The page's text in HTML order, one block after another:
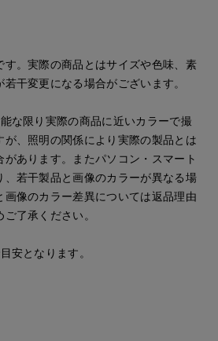
す。実際の商品とはサイズや色味、素
干変更になる場合がございます。
な限り実際の商品に近いカラーで撮
、照明の関係により実際の製品とは
あります。またパソコン・スマート
、若干製品と画像のカラーが異なる場
像のカラー差異については返品理由
了承ください。
安となります。